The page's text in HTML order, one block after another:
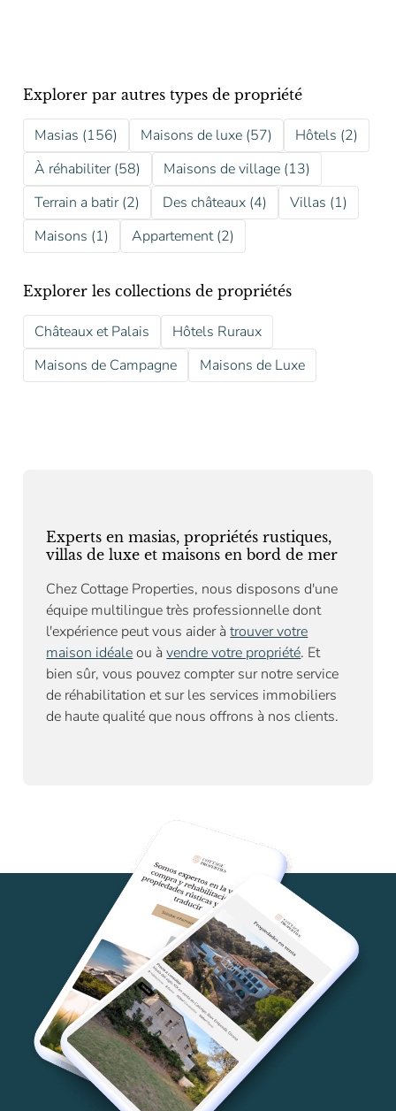
Explorer par autres types de propriété
Masias (156) Maisons de luxe (57)
Hôtels (2)
À réhabiliter (58)
Maisons de village (13)
Terrain a batir (2)
Des châteaux (4)
Villas (1)
Maisons (1)
Appartement (2)
Explorer les collections de propriétés
Châteaux et Palais
Hôtels Ruraux
Maisons de Campagne
Maisons de Luxe
Experts en masias, propriétés rustiques,
villas de luxe et maisons en bord de mer
Chez Cottage Properties, nous disposons d'une
équipe multilingue très professionnelle dont
l'expérience peut vous aider àtrouver votre
maison idéaleou àvendre votre propriété. Et
bien sûr, vous pouvez compter sur notre service
de réhabilitation et sur les services immobiliers
de haute qualité que nous offrons à nos clients.